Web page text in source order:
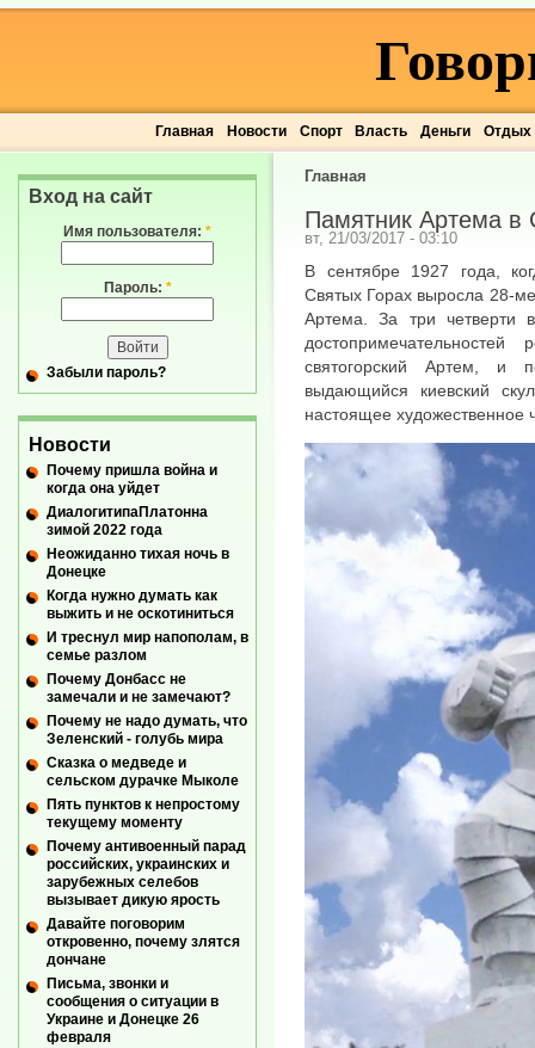
Главная Новости Спорт Власть Деньги Отдых
Главная
Памятник Артема в
вт, 21/03/2017 - 03:10
В сентябре 1927 года,
Святых Горах выросла 28-
Артема. За три четверти
святогорский Артем, и
выдающийся киевский
настоящее художественное
Вход на сайт
Имя пользователя: *
Пароль: *
Забыли пароль?
Новости
Почему пришла война и
когда она уйдет
ДиалогитипаПлатонна
зимой 2022 года
Неожиданно тихая ночь в
Донецке
Когда нужно думать как
выжить и не оскотиниться
И треснул мир напополам, в
семье разлом
Почему Донбасс не
замечали и не замечают?
Почему не надо думать, что
Зеленский - голубь мира
Сказка о медведе и
сельском дурачке Мыколе
Пять пунктов к непростому
текущему моменту
Почему антивоенный парад
российских, украинских и
зарубежных селебов
вызывает дикую ярость
Давайте поговорим
откровенно, почему злятся
дончане
Письма, звонки и
сообщения о ситуации в
Украине и Донецке 26
февраля